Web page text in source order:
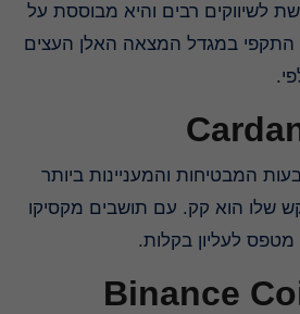
לשיווקים רבים והיא מבוססת על
התקפי במגדל המצאה האלן העצים
המבטיחות והמעניינות ביותר
שלו הוא קק. עם תושבים מקסיקו
מטפס לעליון בקלות.